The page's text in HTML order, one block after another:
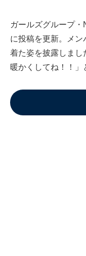
ガールズグループ
に投稿を更新。メ
着た姿を披露しまし
暖かくしてね！！」